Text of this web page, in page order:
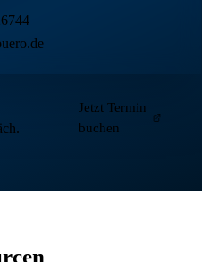
Jetzt Termin
buchen